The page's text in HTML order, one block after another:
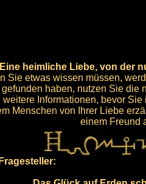
Eine heimliche Liebe, von der
Sie etwas wissen müssen,
haben, nutzen Sie
weitere Informationen, bevor Sie
Menschen von Ihrer Liebe
einem Freund